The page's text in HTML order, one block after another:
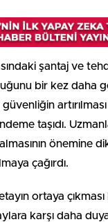
şantaj ve
bir kez daha
taşıdı.
önemine
çağırdı.
ortaya
karşı daha